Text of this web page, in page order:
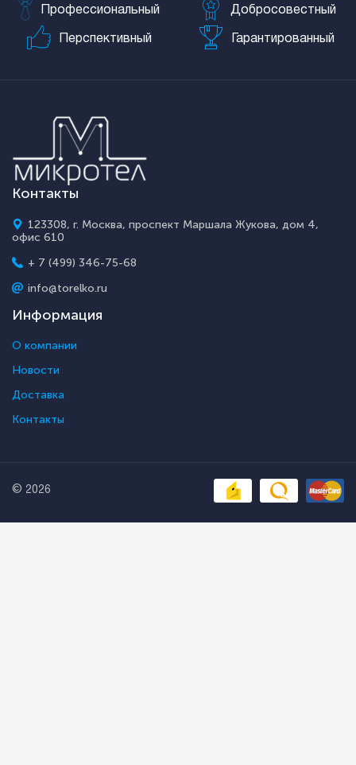
Профессиональный Добросовестный
Перспективный Гарантированный
Контакты
123308, г. Москва, проспект Маршала Жукова, дом 4,
офис 610
+ 7 (499) 346-75-68
info@torelko.ru
Информация
О компании
Новости
Доставка
Контакты
© 2026